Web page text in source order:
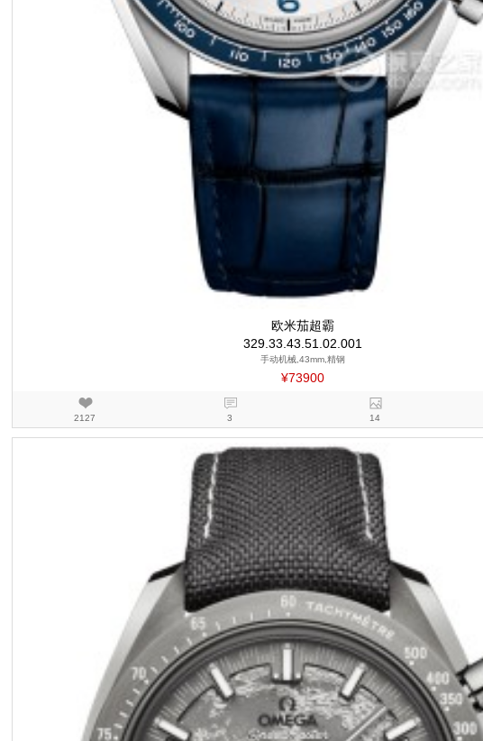
欧米茄超霸
329.33.43.51.02.001
手动机械,43mm,精钢
¥73900
2127 3 14